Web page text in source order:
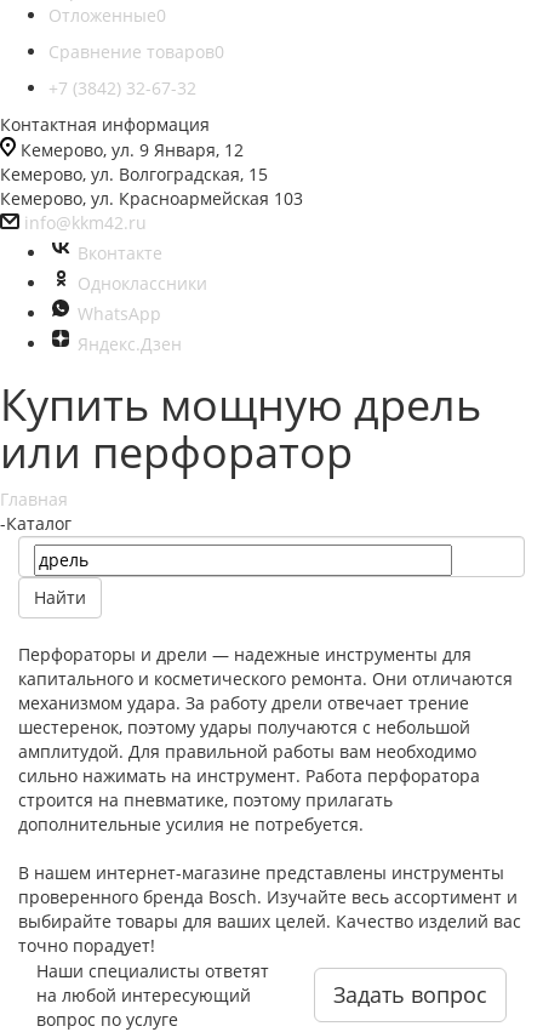
Отложенные0
Сравнение товаров0
+7 (3842) 32-67-32
Контактная информация
Кемерово, ул. 9 Января, 12
Кемерово, ул. Волгоградская, 15
Кемерово, ул. Красноармейская 103
info@kkm42.ru
Вконтакте
Одноклассники
WhatsApp
Яндекс.Дзен
Купить мощную дрель
или перфоратор
Главная
-Каталог
Перфораторы и дрели — надежные инструменты для
капитального и косметического ремонта. Они отличаются
механизмом удара. За работу дрели отвечает трение
шестеренок, поэтому удары получаются с небольшой
амплитудой. Для правильной работы вам необходимо
сильно нажимать на инструмент. Работа перфоратора
строится на пневматике, поэтому прилагать
дополнительные усилия не потребуется.
В нашем интернет-магазине представлены инструменты
проверенного бренда Bosch. Изучайте весь ассортимент и
выбирайте товары для ваших целей. Качество изделий вас
точно порадует!
Наши специалисты ответят
на любой интересующий
вопрос по услуге
Задать вопрос